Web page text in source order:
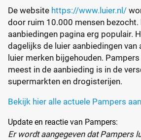
De website https://www.luier.nl/
door ruim 10.000 mensen
aanbiedingen pagina erg populair.
dagelijks de luier aanbiedingen van
luier merken bijgehouden.
meest in de aanbieding is in de
supermarkten en drogisterijen.
Bekijk hier alle actuele Pampers
Update en reactie van Pampers:
Er wordt aangegeven dat Pampers